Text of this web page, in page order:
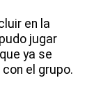
en la
jugar
ya se
el grupo.